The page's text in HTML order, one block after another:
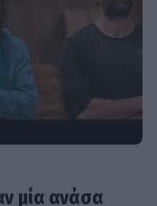
μία ανάσα